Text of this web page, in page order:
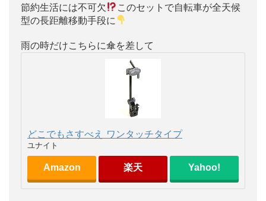
節約生活には不可欠
このセットで自転車が全天候
型の長距離移動手段に
雨の時だけこちらに傘を差して
どこでもさすべえ ワンタッチタイプ
ユナイト
Amazon 楽天 Yahoo!